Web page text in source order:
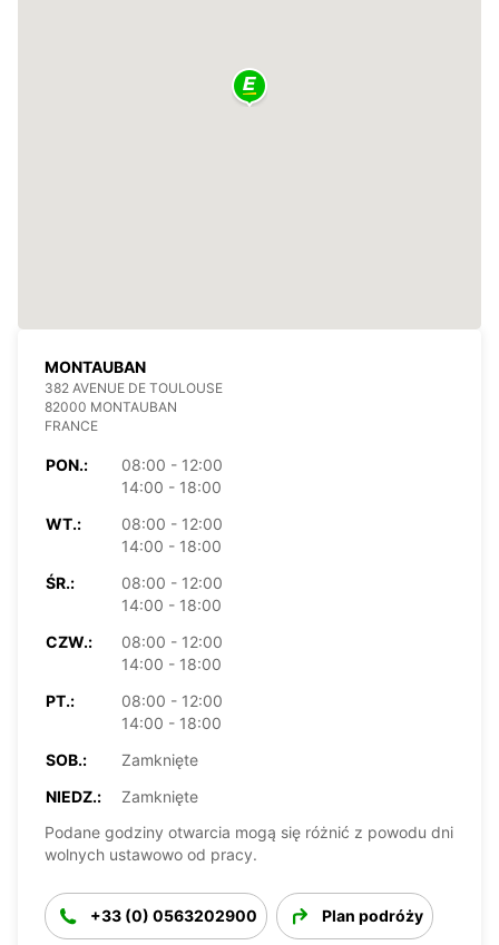
MONTAUBAN
382 AVENUE DE TOULOUSE
82000 MONTAUBAN
FRANCE
PON.:
08:00 - 12:00
14:00 - 18:00
WT.:
08:00 - 12:00
14:00 - 18:00
ŚR.:
08:00 - 12:00
14:00 - 18:00
CZW.:
08:00 - 12:00
14:00 - 18:00
PT.:
08:00 - 12:00
14:00 - 18:00
SOB.:
Zamknięte
NIEDZ.:
Zamknięte
Podane godziny otwarcia mogą się różnić z powodu dni
wolnych ustawowo od pracy.
+33 (0) 0563202900 Plan podróży